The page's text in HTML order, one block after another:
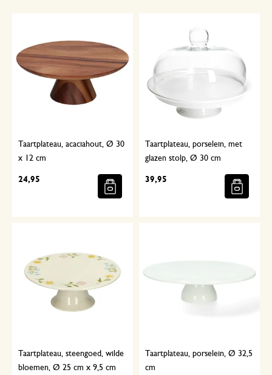
Taartplateau, acaciahout, Ø 30
x 12 cm
24,95
Taartplateau, porselein, met
glazen stolp, Ø 30 cm
39,95
Taartplateau, steengoed, wilde
bloemen, Ø 25 cm x 9,5 cm
Taartplateau, porselein, Ø 32,5
cm